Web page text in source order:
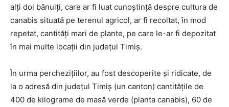
alți doi bănuiți, care ar fi luat cunoștință despre cultura de
canabis situată pe terenul agricol, ar fi recoltat, în mod
repetat, cantități mari de plante, pe care le-ar fi depozitat
în mai multe locații din județul Timiș.
În urma perchezițiilor, au fost descoperite și ridicate, de
la o adresă din județul Timiș (un canton) cantitățile de
400 de kilograme de masă verde (planta canabis), 60 de